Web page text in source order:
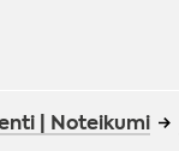
| Noteikumi